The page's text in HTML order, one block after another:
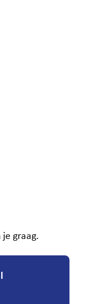
graag.